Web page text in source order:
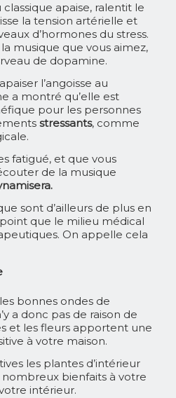
apaise, ralentit le
la tension artérielle et
d’hormones du stress.
musique que vous aimez,
de dopamine.
l’angoisse au
a montré qu’elle est
pour les personnes
stressants, comme
fatigué, et que vous
de la musique
sont d’ailleurs de plus en
que le milieu médical
On appelle cela
bonnes ondes de
a donc pas de raison de
et les fleurs apportent une
à votre maison.
les plantes d’intérieur
bienfaits à votre
intérieur.